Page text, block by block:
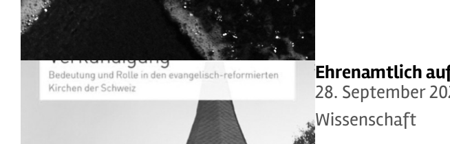
Ehrenamtlich
28. September
Wissenschaft